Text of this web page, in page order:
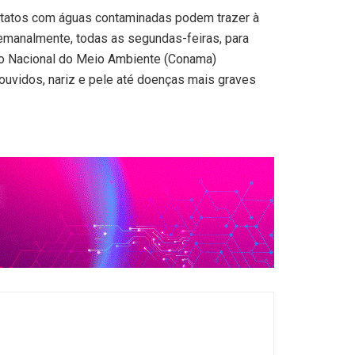
com águas contaminadas podem trazer à
todas as segundas-feiras, para
Nacional do Meio Ambiente (Conama)
nariz e pele até doenças mais graves